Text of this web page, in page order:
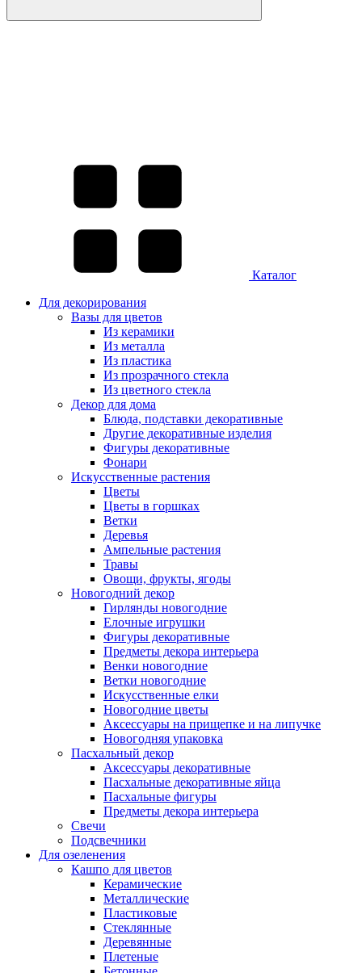
Каталог
Для декорирования
Вазы для цветов
Из керамики
Из металла
Из пластика
Из прозрачного стекла
Из цветного стекла
Декор для дома
Блюда, подставки декоративные
Другие декоративные изделия
Фигуры декоративные
Фонари
Искусственные растения
Цветы
Цветы в горшках
Ветки
Деревья
Ампельные растения
Травы
Овощи, фрукты, ягоды
Новогодний декор
Гирлянды новогодние
Елочные игрушки
Фигуры декоративные
Предметы декора интерьера
Венки новогодние
Ветки новогодние
Искусственные елки
Новогодние цветы
Аксессуары на прищепке и на липучке
Новогодняя упаковка
Пасхальный декор
Аксессуары декоративные
Пасхальные декоративные яйца
Пасхальные фигуры
Предметы декора интерьера
Свечи
Подсвечники
Для озеленения
Кашпо для цветов
Керамические
Металлические
Пластиковые
Стеклянные
Деревянные
Плетеные